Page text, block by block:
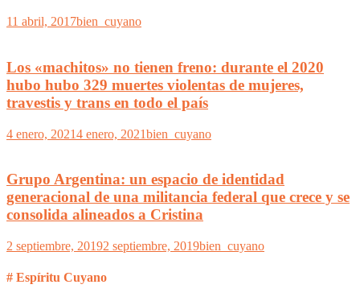
11 abril, 2017bien_cuyano
Los «machitos» no tienen freno: durante el 2020
hubo hubo 329 muertes violentas de mujeres,
travestis y trans en todo el país
4 enero, 20214 enero, 2021bien_cuyano
Grupo Argentina: un espacio de identidad
generacional de una militancia federal que crece y se
consolida alineados a Cristina
2 septiembre, 20192 septiembre, 2019bien_cuyano
# Espíritu Cuyano